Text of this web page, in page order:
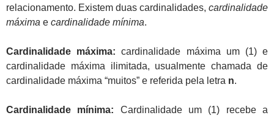
relacionamento. Existem duas cardinalidades, cardinalidade
máxima e cardinalidade mínima.
Cardinalidade máxima: cardinalidade máxima um (1) e
cardinalidade máxima ilimitada, usualmente chamada de
cardinalidade máxima “muitos” e referida pela letra n.
Cardinalidade mínima: Cardinalidade um (1) recebe a